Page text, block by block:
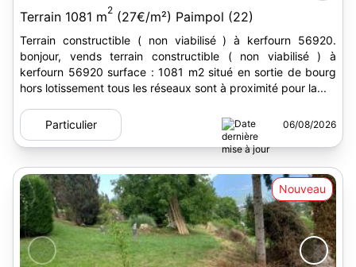
Terrain 1081 m2 (27€/m²) Paimpol (22)
Terrain constructible ( non viabilisé ) à kerfourn 56920.
bonjour, vends terrain constructible ( non viabilisé ) à
kerfourn 56920 surface : 1081 m2 situé en sortie de bourg
hors lotissement tous les réseaux sont à proximité pour la...
Particulier 06/08/2026
Nouveau